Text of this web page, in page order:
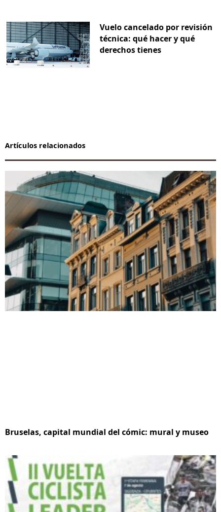
Vuelo cancelado por revisión
técnica: qué hacer y qué
derechos tienes
Artículos relacionados
Bruselas, capital mundial del cómic: mural y museo